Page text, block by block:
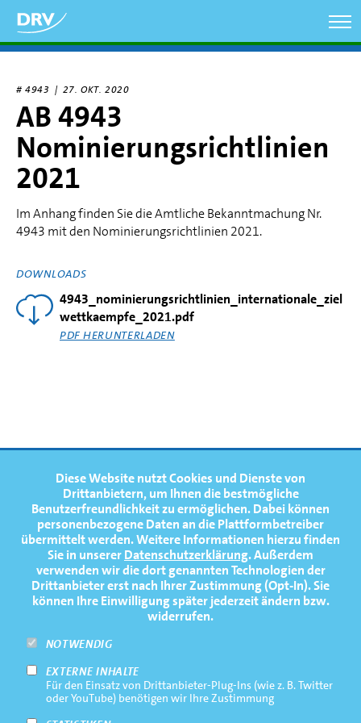
Diese Website nutzt Cookies und Dienste von
Drittanbietern, um Ihnen die bestmögliche
Benutzerfreundlichkeit zu ermöglichen.Dabei können
personenbezogene Daten an die Plattformbetreiber
übermittelt werden. Weitere Informationen hierzu finden
Sie in unsererDatenschutzerklärung. Außerdem
verwenden wir die dort genannten Technologien der
Drittanbieter erst nach Ihrer Zustimmung (Opt-In). Sie
können Ihre Einwilligung später jederzeit ändern bzw.
widerrufen.
NOTWENDIG
EXTERNE INHALTE
Für den Einsatz von Drittanbieter-Plug-Ins (wie z. B. Twitter
oder YouTube) benötigen wir Ihre Zustimmung
zum
Inhalt
# 4943 | 27. OKT. 2020
AB 4943
Nominierungsrichtlinien
2021
Im Anhang finden Sie die Amtliche Bekanntmachung Nr.
4943 mit den Nominierungsrichtlinien 2021.
DOWNLOADS
4943_nominierungsrichtlinien_internationale_ziel
wettkaempfe_2021.pdf
PDF HERUNTERLADEN
FOOTERNAVIGATION
NEWS
TERMINE
MEDIATHEK
PRESSE
FAQ
NEWSLETTER
Footernavigation
Bottom
Impressum